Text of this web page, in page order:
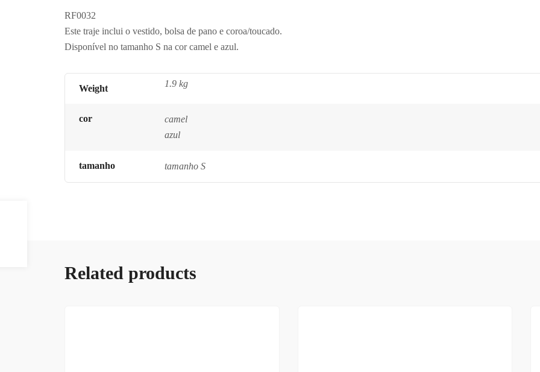
RF0032
Este traje inclui o vestido, bolsa de pano e coroa/toucado.
Disponível no tamanho S na cor camel e azul.
Weight 1.9 kg
cor
camel
azul
tamanho tamanho S
Related products